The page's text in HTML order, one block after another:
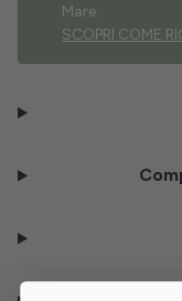
Mare.
SCOPRI COME